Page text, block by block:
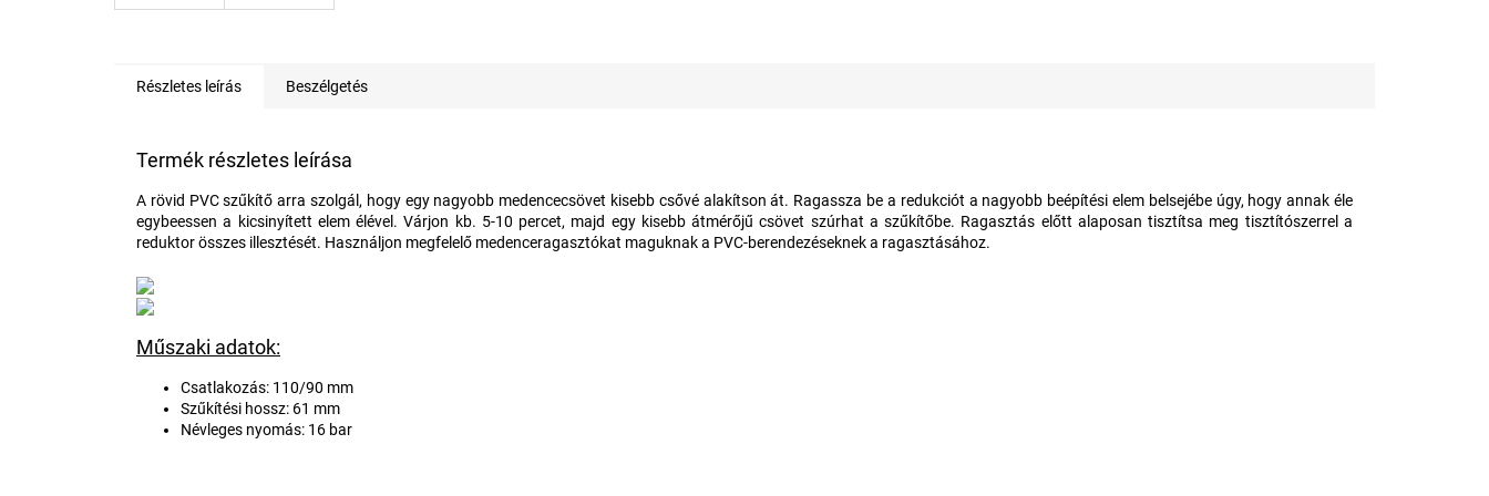
Részletes leírás Beszélgetés
Termék részletes leírása
A rövid PVC szűkítő arra szolgál, hogy egy nagyobb medencecsövet kisebb csővé alakítson át. Ragassza be a redukciót a nagyobb beépítési elem belsejébe úgy, hogy annak éle
egybeessen a kicsinyített elem élével. Várjon kb. 5-10 percet, majd egy kisebb átmérőjű csövet szúrhat a szűkítőbe. Ragasztás előtt alaposan tisztítsa meg tisztítószerrel a
reduktor összes illesztését. Használjon megfelelő medenceragasztókat maguknak a PVC-berendezéseknek a ragasztásához.
Műszaki adatok:
Csatlakozás: 110/90 mm
Szűkítési hossz: 61 mm
Névleges nyomás: 16 bar